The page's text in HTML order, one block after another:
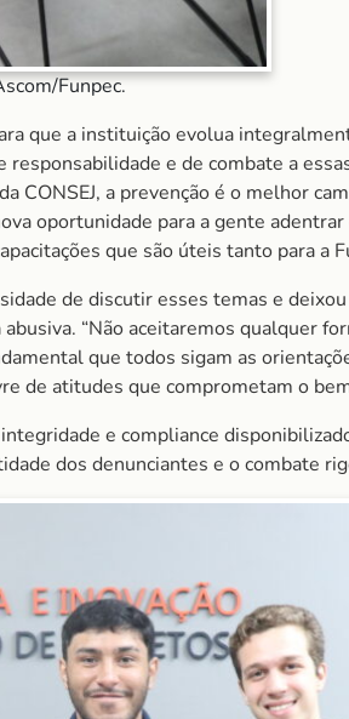
Funpec.
que a instituição evolua
e de combate a
CONSEJ, a prevenção é o melhor
oportunidade para a gente
que são úteis tanto para a
de discutir esses temas e
“Não aceitaremos qualquer
que todos sigam as
de atitudes que comprometam o
e compliance
dos denunciantes e o combate